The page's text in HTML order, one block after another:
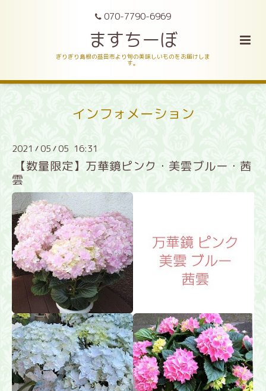
070-7790-6969
ますちーぼ
ぎりぎり島根の益田市より旬の美味しいものをお届けしま
す。
インフォメーション
2021 /05 /05 16:31
【数量限定】万華鏡ピンク・美雲ブルー・茜
雲